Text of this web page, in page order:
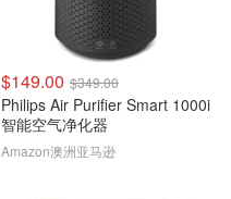
$149.00 $349.00
Philips Air Purifier Smart 1000i
智能空气净化器
Amazon澳洲亚马逊